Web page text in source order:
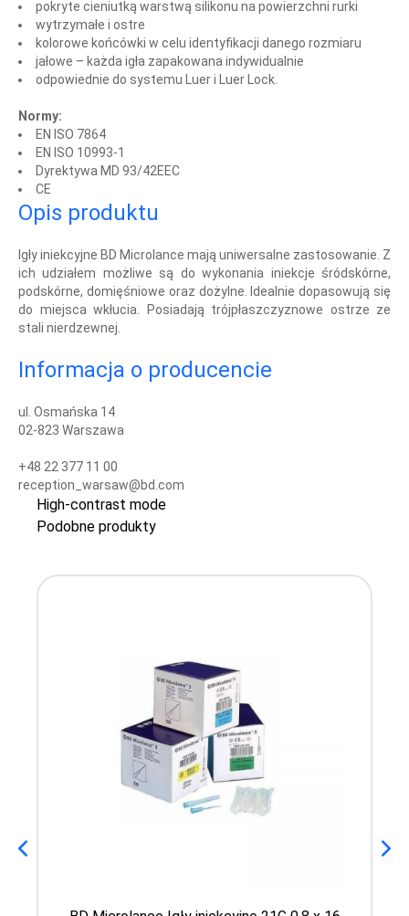
pokryte cieniutką warstwą silikonu na powierzchni rurki
wytrzymałe i ostre
kolorowe końcówki w celu identyfikacji danego rozmiaru
jałowe – każda igła zapakowana indywidualnie
odpowiednie do systemu Luer i Luer Lock.
Normy:
EN ISO 7864
EN ISO 10993-1
Dyrektywa MD 93/42EEC
CE
Opis produktu
Igły iniekcyjne BD Microlance mają uniwersalne zastosowanie. Z
ich udziałem możliwe są do wykonania iniekcje śródskórne,
podskórne, domięśniowe oraz dożylne. Idealnie dopasowują się
do miejsca wkłucia. Posiadają trójpłaszczyznowe ostrze ze
stali nierdzewnej.
Informacja o producencie
ul. Osmańska 14
02-823 Warszawa
+48 22 377 11 00
reception_warsaw@bd.com
High-contrast mode
Podobne produkty